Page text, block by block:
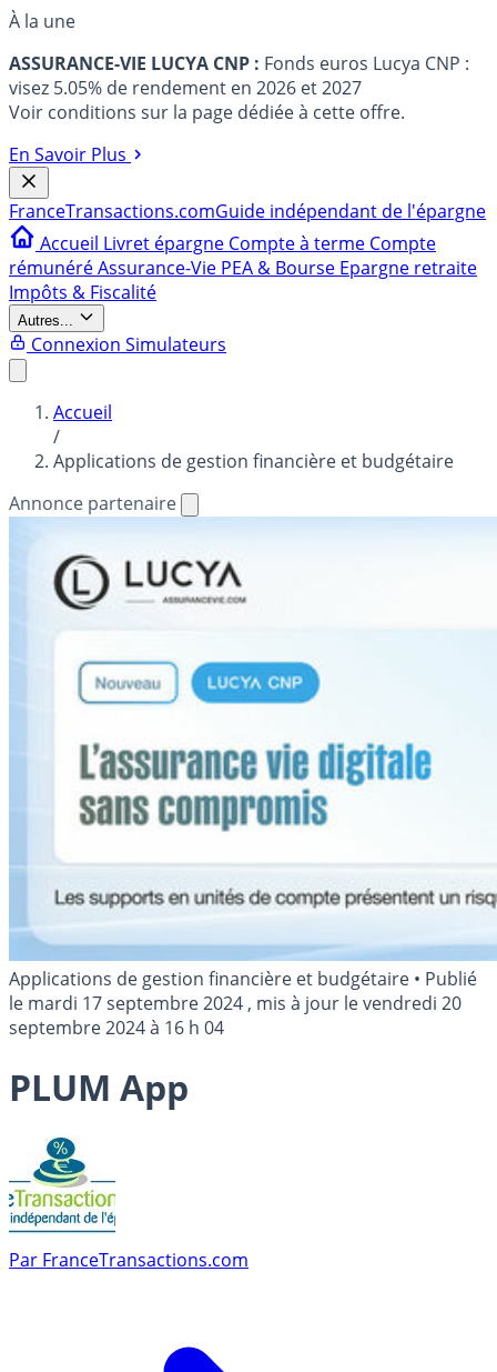
À la une
ASSURANCE-VIE LUCYA CNP : Fonds euros Lucya CNP :
visez 5.05% de rendement en 2026 et 2027
Voir conditions sur la page dédiée à cette offre.
En Savoir Plus
FranceTransactions.comGuide indépendant de l'épargne
Accueil Livret épargne Compte à terme Compte
rémunéréAssurance-Vie PEA & Bourse Epargne retraite
Impôts & Fiscalité
Autres...
Connexion Simulateurs
Accueil
/
Applications de gestion financière et budgétaire
Annonce partenaire
Applications de gestion financière et budgétaire • Publié
le mardi 17 septembre 2024 , mis à jour levendredi 20
septembre 2024 à 16 h 04
PLUM App
Par FranceTransactions.com